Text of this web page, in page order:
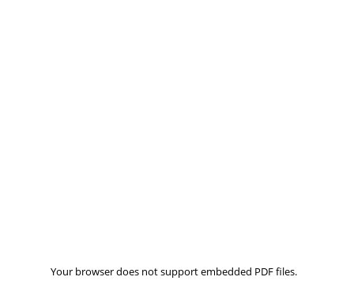
Your browser does not support embedded PDF files.